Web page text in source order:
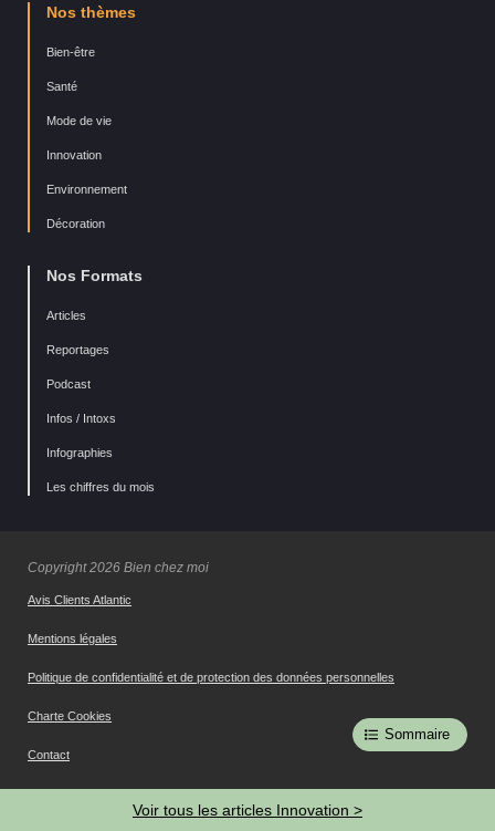
Sommaire
Voir tous les articles Innovation >
Nos thèmes
Bien-être
Santé
Mode de vie
Innovation
Environnement
Décoration
Nos Formats
Articles
Reportages
Podcast
Infos / Intoxs
Infographies
Les chiffres du mois
Copyright 2026 Bien chez moi
Avis Clients Atlantic
Mentions légales
Politique de confidentialité et de protection des données personnelles
Charte Cookies
Contact